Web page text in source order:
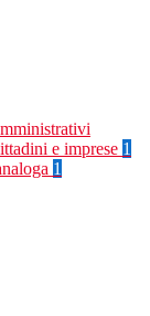
e imprese 1
1